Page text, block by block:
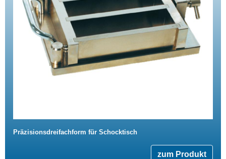
Präzisionsdreifachform für Schocktisch
zum Produkt